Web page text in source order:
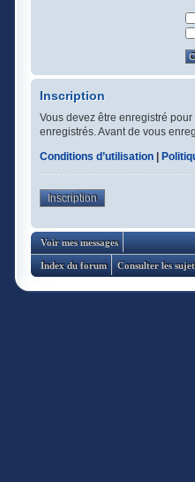
Inscription
Vous devez être enregistré
enregistrés. Avant de vous
Conditions d’utilisation
Inscription
Voir mes messages
Index du forum Consulter les